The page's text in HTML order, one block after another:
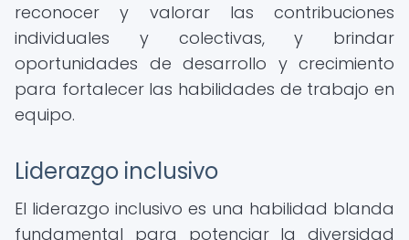
reconocer y valorar las contribuciones
individuales y colectivas, y brindar
oportunidades de desarrollo y crecimiento
para fortalecer las habilidades de trabajo en
equipo.
Liderazgo inclusivo
El liderazgo inclusivo es una habilidad blanda
fundamental para potenciar la diversidad